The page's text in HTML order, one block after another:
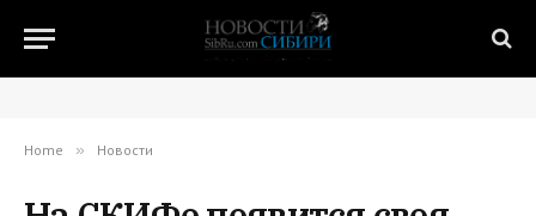
Home » Новости